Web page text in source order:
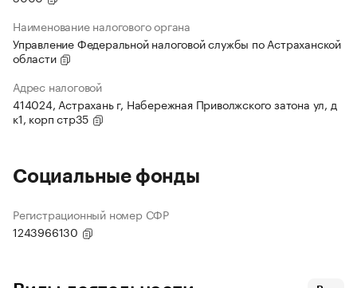
Наименование налогового органа
Управление Федеральной налоговой службы по Астраханской
области
Адрес налоговой
414024, Астрахань г, Набережная Приволжского затона ул, д
к1, корп стр35
Социальные фонды
Регистрационный номер СФР
1243966130